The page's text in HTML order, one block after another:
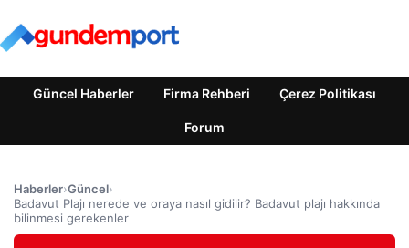
Güncel Haberler Firma Rehberi Çerez Politikası
Forum
Haberler›Güncel›
Badavut Plajı nerede ve oraya nasıl gidilir? Badavut plajı hakkında
bilinmesi gerekenler